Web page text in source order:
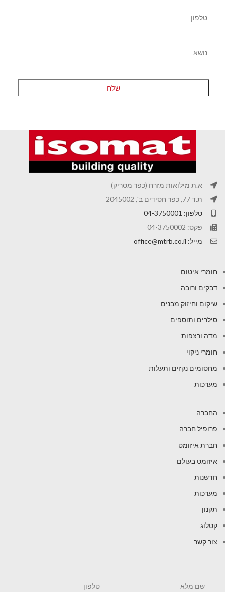
א.ת מילואות מזרח (כפר מסריק)
ת.ד 77, כפר חסידים ב', 2045002
טלפון: 04-3750001
פקס: 04-3750002
מייל: office@mtrb.co.il
חומרי איטום
דבקים ורובה
שיקום וחיזוק מבנים
סילרים ותוספים
מדה ורצפות
חומרי ניקוי
מחסומים נקזים ותעלות
מערכות
החברה
פרופיל חברה
חברת איזומט
איזומט בעולם
חדשנות
מערכות
תקנון
קטלוג
צור קשר